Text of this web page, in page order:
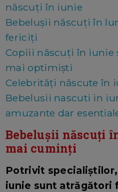
născuți în iunie
Bebelușii născuți în
fericiți
Copiii născuți în iunie
mai optimiști
Celebrități născute în
Bebelusii nascuti in
amuzante dar
Bebelușii născuți
mai cuminți
Potrivit
iunie sunt atrăgători